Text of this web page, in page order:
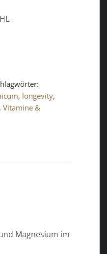
, longevity,
,Vitamine &
Magnesium im